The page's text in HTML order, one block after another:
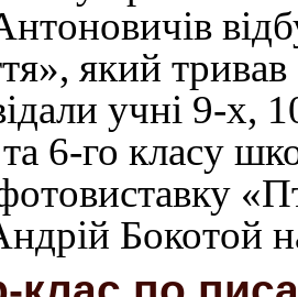
який
учні 9-х,
та 6-го класу
Бокотой